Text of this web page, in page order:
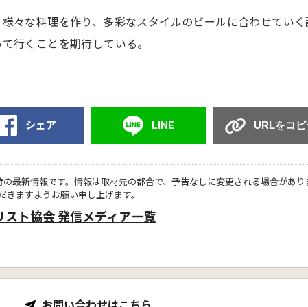
々な料理を作り、多彩なスタイルのビールに合わせていく
行くことを期待している。
シェア LINE URLをコピ
最新情報です。情報は取材先の都合で、予告なしに変更される場合があり
ますようお願い申し上げます。
スト協会 発信メディア一覧